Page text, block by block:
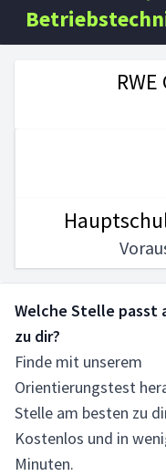
Welche Stelle passt
zu dir?
Finde mit unserem
Orientierungstest
Stelle am besten zu
Kostenlos und in
Minuten.